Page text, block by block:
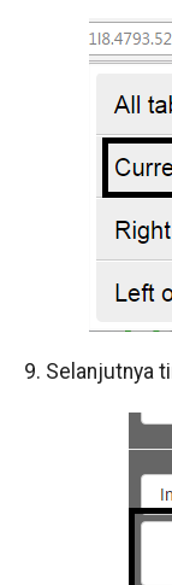
9. Selanjutnya